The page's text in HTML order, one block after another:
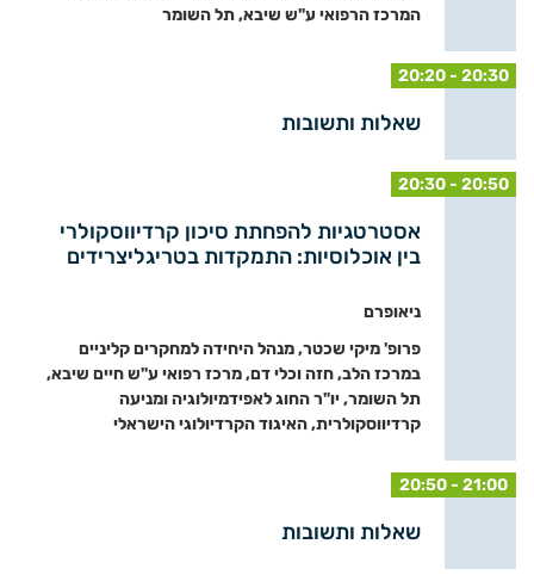
המרכז הרפואי ע"ש שיבא, תל השומר
20:20 - 20:30
שאלות ותשובות
20:30 - 20:50
אסטרטגיות להפחתת סיכון קרדיווסקולרי
בין אוכלוסיות: התמקדות בטריגליצרידים
ניאופרם
פרופ' מיקי שכטר, מנהל היחידה למחקרים קליניים
במרכז הלב, חזה וכלי דם, מרכז רפואי ע"ש חיים שיבא,
תל השומר, יו"ר החוג לאפידמיולוגיה ומניעה
קרדיווסקולרית, האיגוד הקרדיולוגי הישראלי
20:50 - 21:00
שאלות ותשובות